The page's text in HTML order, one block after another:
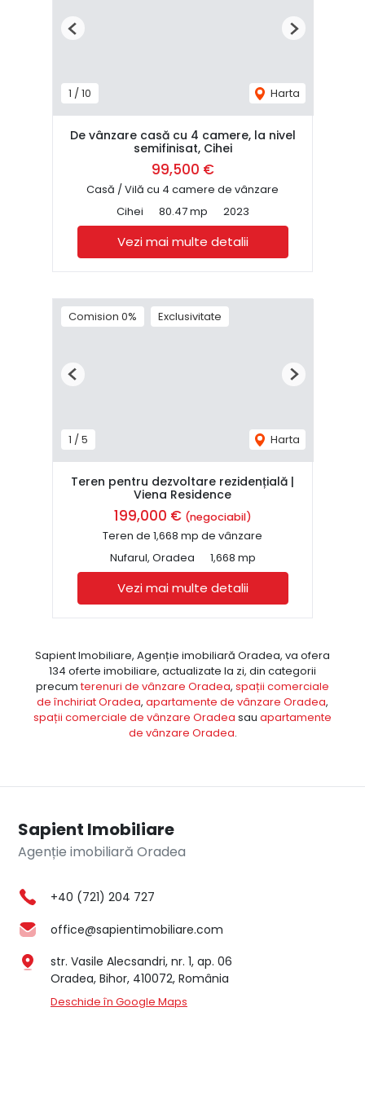
1 / 10 Harta
Previous Next
De vânzare casă cu 4 camere, la nivel
semifinisat, Cihei
99,500 €
Casă / Vilă cu 4 camere de vânzare
Cihei
80.47 mp 2023
Vezi mai multe detalii
Comision 0% Exclusivitate
1 /5 Harta
Previous Next
Teren pentru dezvoltare rezidențială |
Viena Residence
199,000 € (negociabil)
Teren de 1,668 mp de vânzare
Nufarul, Oradea
1,668 mp
Vezi mai multe detalii
Sapient Imobiliare, Agenție imobiliară Oradea, va ofera
134 oferte imobiliare, actualizate la zi, din categorii
precumterenuri de vânzare Oradea, spații comerciale
de închiriat Oradea, apartamente de vânzare Oradea,
spații comerciale de vânzare Oradea sau apartamente
de vânzare Oradea.
Sapient Imobiliare
Agenție imobiliară Oradea
+40 (721) 204 727
office@sapientimobiliare.com
str. Vasile Alecsandri, nr. 1, ap. 06
Oradea, Bihor, 410072, România
Deschide în Google Maps